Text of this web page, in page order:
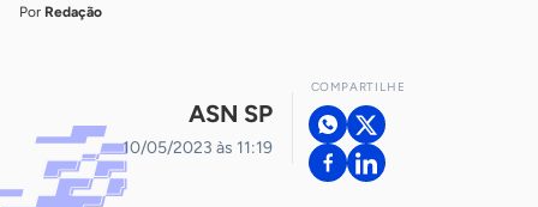
Por Redação
ASN SP
10/05/2023 às 11:19
COMPARTILHE